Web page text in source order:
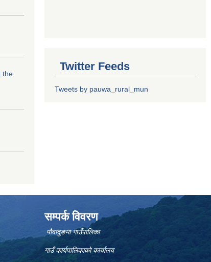
the
Twitter Feeds
Tweets by pauwa_rural_mun
सम्पर्क विवरण
पौवादुङमा गाउँपालिका
गाउँ कार्यपालिकाको कार्यालय